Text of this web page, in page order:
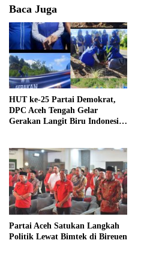
Baca Juga
HUT ke-25 Partai Demokrat,
DPC Aceh Tengah Gelar
Gerakan Langit Biru Indonesia
Partai Aceh Satukan Langkah
Politik Lewat Bimtek di Bireuen